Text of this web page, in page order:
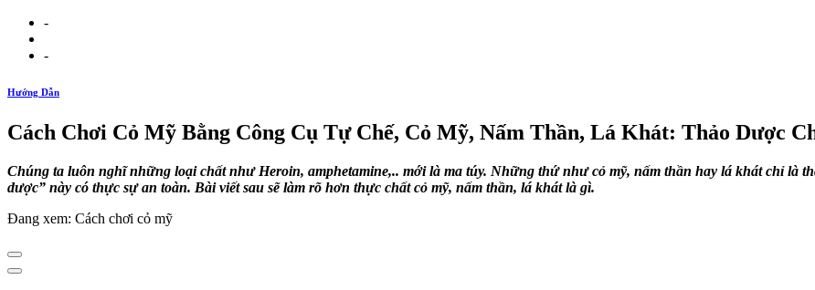
-
-
Hướng Dẫn
Cách Chơi Cỏ Mỹ Bằng Công Cụ Tự Chế, Cỏ Mỹ, Nấm Thần, Lá Khát: Thảo Dược
Chúng ta luôn nghĩ những loại chất như Heroin, amphetamine,.. mới là ma túy. Những thứ như cỏ mỹ, nấm thần hay lá khát chỉ là
dược” này có thực sự an toàn. Bài viết sau sẽ làm rõ hơn thực chất cỏ mỹ, nấm thần, lá khát là gì.
Đang xem: Cách chơi cỏ mỹ